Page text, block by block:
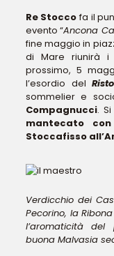
Re Stoccofa il
evento “Ancona
fine maggio in
di Mare riunirà i
prossimo, 5
l’esordio del
sommelier e
Compagnucci.
mantecato
Stoccafisso
Verdicchio dei
Pecorino, la
l’aromaticità
buona Malvasia